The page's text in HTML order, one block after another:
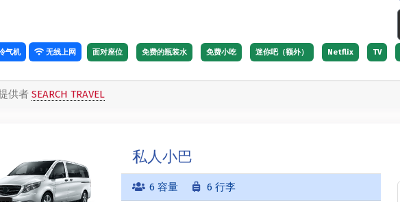
气机 无线上网 面对座位 免费的瓶装水 免费小吃 迷你吧（额外） Netflix TV
供者 SEARCH TRAVEL
私人小巴
6 容量 6 行李